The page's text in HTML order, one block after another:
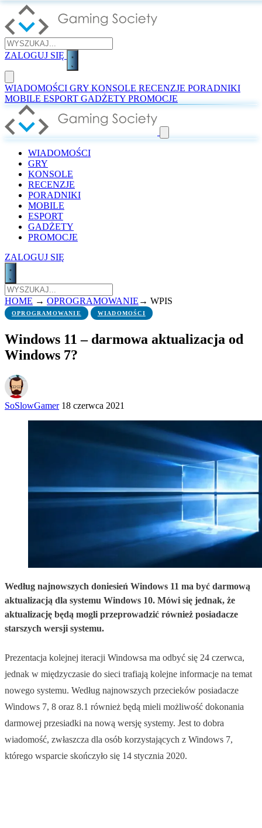
ZALOGUJ SIĘ
WIADOMOŚCI GRY KONSOLE RECENZJE PORADNIKI
MOBILE ESPORT GADŻETY PROMOCJE
WIADOMOŚCI
GRY
KONSOLE
RECENZJE
PORADNIKI
MOBILE
ESPORT
GADŻETY
PROMOCJE
ZALOGUJ SIĘ
HOME → OPROGRAMOWANIE → WPIS
OPROGRAMOWANIE WIADOMOŚCI
Windows 11 – darmowa aktualizacja od
Windows 7?
SoSlowGamer 18 czerwca 2021
Według najnowszych doniesień Windows 11 ma być darmową
aktualizacją dla systemu Windows 10. Mówi się jednak, że
aktualizację będą mogli przeprowadzić również posiadacze
starszych wersji systemu.
Prezentacja kolejnej iteracji Windowsa ma odbyć się 24 czerwca,
jednak w międzyczasie do sieci trafiają kolejne informacje na temat
nowego systemu. Według najnowszych przecieków posiadacze
Windows 7, 8 oraz 8.1 również będą mieli możliwość dokonania
darmowej przesiadki na nową wersję systemy. Jest to dobra
wiadomość, zwłaszcza dla osób korzystających z Windows 7,
którego wsparcie skończyło się 14 stycznia 2020.